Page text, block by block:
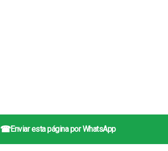
☎Enviar esta página por WhatsApp